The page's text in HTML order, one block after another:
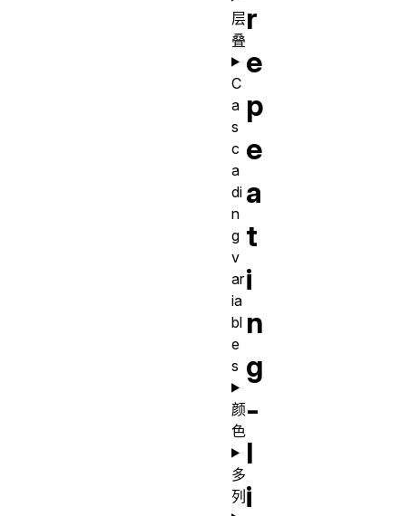
r
e
p
e
a
t
i
n
g
-
l
i
层
叠
C
a
s
c
a
di
n
g
v
ar
ia
bl
e
s
颜
色
多
列